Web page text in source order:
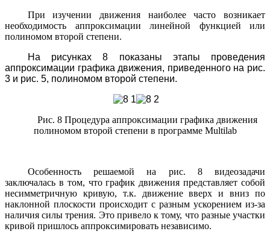
При изучении движения наиболее часто возникает
необходимость аппроксимации линейной функцией или
полиномом второй степени.
На рисунках 8 показаны этапы проведения
аппроксимации графика движения, приведенного на рис.
3 и рис. 5, полиномом второй степени.
Рис. 8 Процедура аппроксимации графика движения
полиномом второй степени в программе Multilab
Особенность решаемой на рис. 8 видеозадачи
заключалась в том, что график движения представляет собой
несимметричную кривую, т.к. движение вверх и вниз по
наклонной плоскости происходит с разным ускорением из-за
наличия силы трения. Это привело к тому, что разные участки
кривой пришлось аппроксимировать независимо.